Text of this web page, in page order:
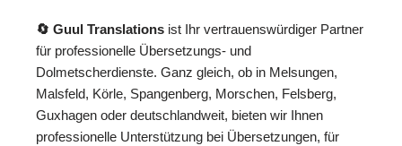
🔄 Guul Translations ist Ihr vertrauenswürdiger Partner
für professionelle Übersetzungs- und
Dolmetscherdienste. Ganz gleich, ob in Melsungen,
Malsfeld, Körle, Spangenberg, Morschen, Felsberg,
Guxhagen oder deutschlandweit, bieten wir Ihnen
professionelle Unterstützung bei Übersetzungen, für